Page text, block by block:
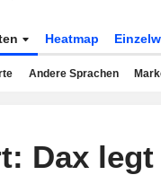
Heatmap
Andere Sprachen
Dax